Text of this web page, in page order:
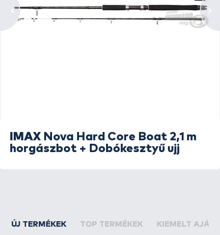
IMAX Nova Hard Core Boat 2,1 m
horgászbot + Dobókesztyű ujj
ÚJ TERMÉKEK TOP TERMÉKEK KIEMELT